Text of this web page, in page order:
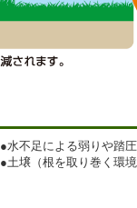
●水不足による弱りや踏
●土壌（根を取り巻く環